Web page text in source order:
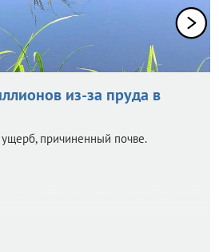
из-за пруда в
причиненный почве.